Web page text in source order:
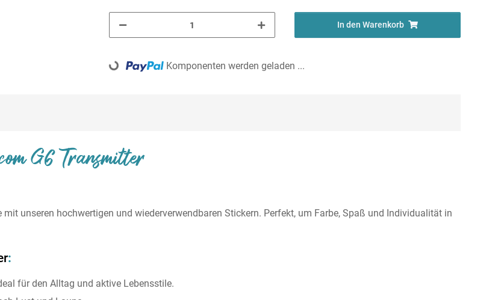
In den Warenkorb
Loading... Komponenten werden geladen ...
G6 Transmitter
unseren hochwertigen und wiederverwendbaren Stickern. Perfekt, um Farbe, Spaß und Individualität in
:
für den Alltag und aktive Lebensstile.